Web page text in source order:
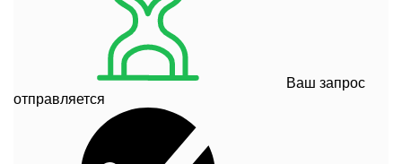
Ваш запрос
отправляется